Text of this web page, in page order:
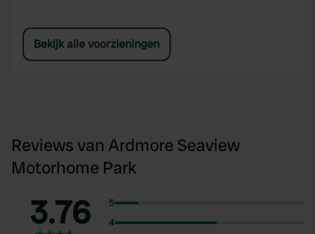
Bekijk alle voorzieningen
Reviews van Ardmore Seaview
Motorhome Park
3.76
5
4